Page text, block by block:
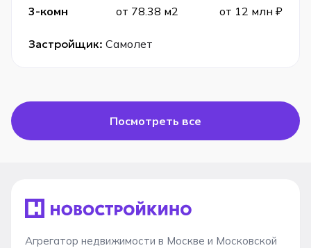
3-комн
от 78.38 м2 от 12 млн ₽
Застройщик: Самолет
Посмотреть все
Агрегатор недвижимости в Москве и Московской